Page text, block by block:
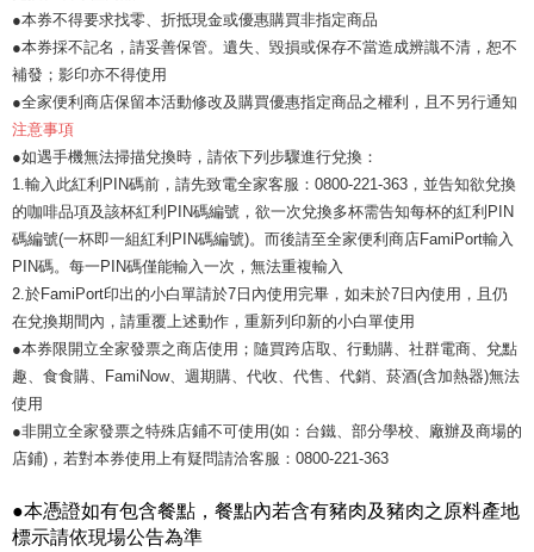
●本券不得要求找零、折抵現金或優惠購買非指定商品
●本券採不記名，請妥善保管。遺失、毀損或保存不當造成辨識不清，恕不
補發；影印亦不得使用
●全家便利商店保留本活動修改及購買優惠指定商品之權利，且不另行通知
注意事項
●如遇手機無法掃描兌換時，請依下列步驟進行兌換：
1.輸入此紅利PIN碼前，請先致電全家客服：0800-221-363，並告知欲兌換
的咖啡品項及該杯紅利PIN碼編號，欲一次兌換多杯需告知每杯的紅利PIN
碼編號(一杯即一組紅利PIN碼編號)。而後請至全家便利商店FamiPort輸入
PIN碼。每一PIN碼僅能輸入一次，無法重複輸入
2.於FamiPort印出的小白單請於7日內使用完畢，如未於7日內使用，且仍
在兌換期間內，請重覆上述動作，重新列印新的小白單使用
●本券限開立全家發票之商店使用；隨買跨店取、行動購、社群電商、兌點
趣、食食購、FamiNow、週期購、代收、代售、代銷、菸酒(含加熱器)無法
使用
●非開立全家發票之特殊店鋪不可使用(如：台鐵、部分學校、廠辦及商場的
店鋪)，若對本券使用上有疑問請洽客服：0800-221-363
●本憑證如有包含餐點，餐點內若含有豬肉及豬肉之原料產地
標示請依現場公告為準